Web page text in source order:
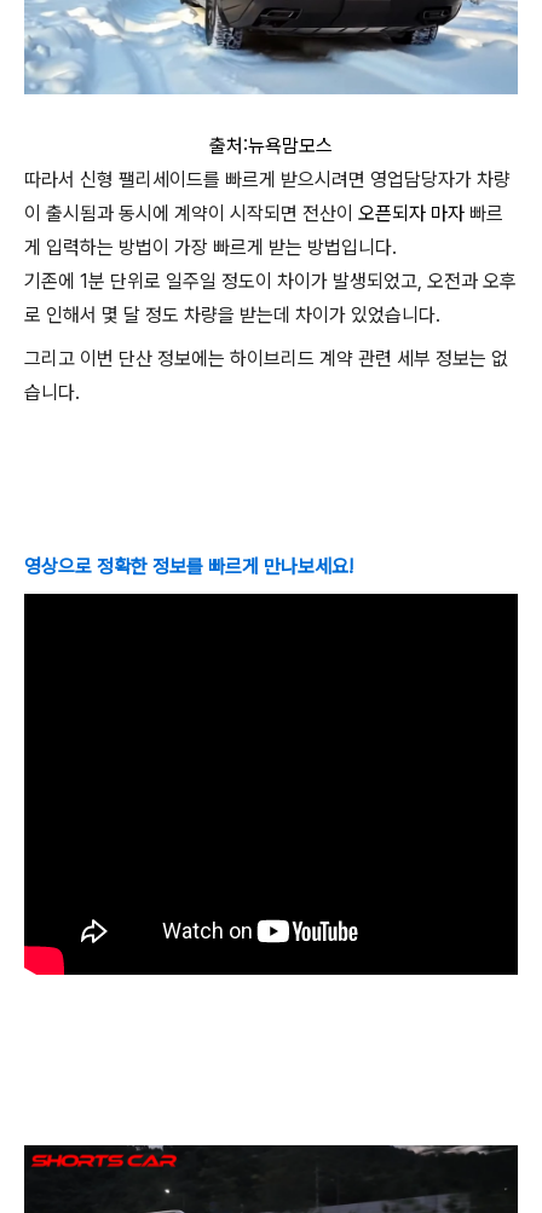
출처:뉴욕맘모스
따라서 신형 팰리세이드를 빠르게 받으시려면 영업담당자가 차량
이 출시됨과 동시에 계약이 시작되면 전산이 오픈되자 마자 빠르
게 입력하는 방법이 가장 빠르게 받는 방법입니다.
기존에 1분 단위로 일주일 정도이 차이가 발생되었고, 오전과 오후
로 인해서 몇 달 정도 차량을 받는데 차이가 있었습니다.
그리고 이번 단산 정보에는 하이브리드 계약 관련 세부 정보는 없
습니다.
영상으로 정확한 정보를 빠르게 만나보세요!